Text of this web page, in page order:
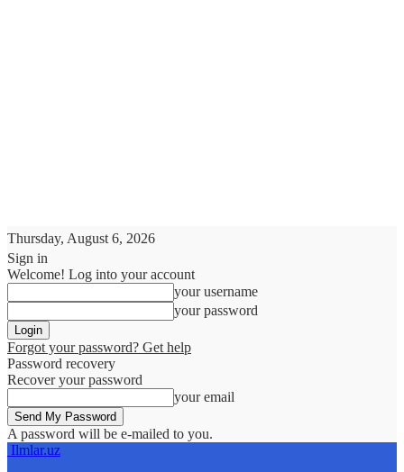
Thursday, August 6, 2026
Sign in
Welcome! Log into your account
your username
your password
Forgot your password? Get help
Password recovery
Recover your password
your email
A password will be e-mailed to you.
Ilmlar.uz